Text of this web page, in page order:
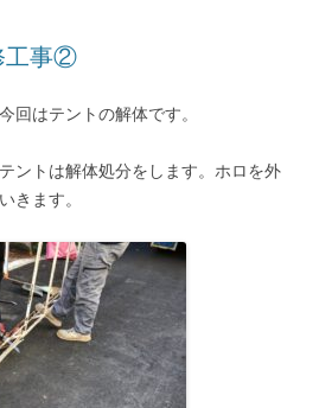
工事②
回はテントの解体です。
ントは解体処分をします。ホロを外
きます。